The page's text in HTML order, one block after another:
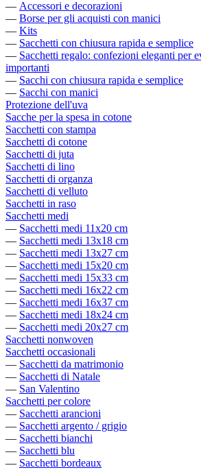
— Accessori e decorazioni
— Borse per gli acquisti con manici
— Kits
— Sacchetti con chiusura rapida e semplice
— Sacchetti regalo: confezioni eleganti per
importanti
— Sacchi con chiusura rapida e semplice
— Sacchi con manici
Protezione dell'uva
Sacche per la spesa in cotone
Sacchetti con stampa
Sacchetti di cotone
Sacchetti di juta
Sacchetti di lino
Sacchetti di organza
Sacchetti di velluto
Sacchetti in raso
Sacchetti medi
— Sacchetti medi 11x20 cm
— Sacchetti medi 13x18 cm
— Sacchetti medi 13x27 cm
— Sacchetti medi 15x20 cm
— Sacchetti medi 15x33 cm
— Sacchetti medi 16x22 cm
— Sacchetti medi 16x37 cm
— Sacchetti medi 18x24 cm
— Sacchetti medi 20x27 cm
Sacchetti nonwoven
Sacchetti occasionali
— Sacchetti da matrimonio
— Sacchetti di Natale
— San Valentino
Sacchetti per colore
— Sacchetti arancioni
— Sacchetti argento / grigio
— Sacchetti bianchi
— Sacchetti blu
— Sacchetti bordeaux